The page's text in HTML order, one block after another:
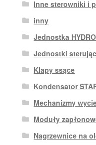
Inne sterowniki i
inny
Jednostka
Jednostki
Klapy ssące
Kondensator
Mechanizmy
Moduły
Nagrzewnice na